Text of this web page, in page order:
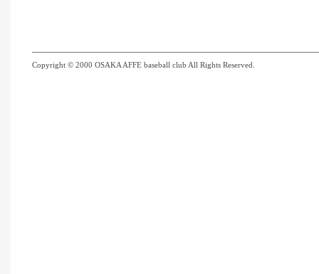
Copyright © 2000 OSAKA AFFE baseball club All Rights Reserved.